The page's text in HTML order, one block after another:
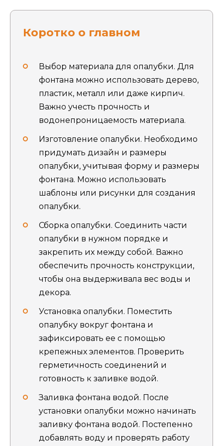
Коротко о главном
Выбор материала для опалубки. Для
фонтана можно использовать дерево,
пластик, металл или даже кирпич.
Важно учесть прочность и
водонепроницаемость материала.
Изготовление опалубки. Необходимо
придумать дизайн и размеры
опалубки, учитывая форму и размеры
фонтана. Можно использовать
шаблоны или рисунки для создания
опалубки.
Сборка опалубки. Соединить части
опалубки в нужном порядке и
закрепить их между собой. Важно
обеспечить прочность конструкции,
чтобы она выдерживала вес воды и
декора.
Установка опалубки. Поместить
опалубку вокруг фонтана и
зафиксировать ее с помощью
крепежных элементов. Проверить
герметичность соединений и
готовность к заливке водой.
Заливка фонтана водой. После
установки опалубки можно начинать
заливку фонтана водой. Постепенно
добавлять воду и проверять работу